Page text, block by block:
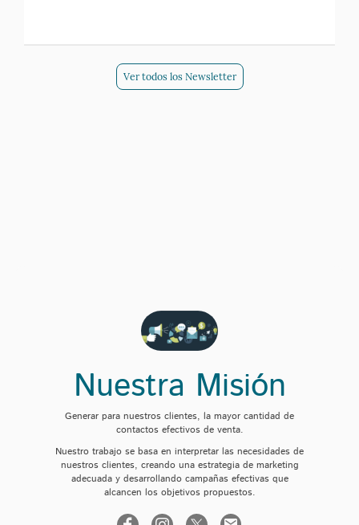
Ver todos los Newsletter
Nuestra Misión
Generar para nuestros clientes, la mayor cantidad de
contactos efectivos de venta.
Nuestro trabajo se basa en interpretar las necesidades de
nuestros clientes, creando una estrategia de marketing
adecuada y desarrollando campañas efectivas que
alcancen los objetivos propuestos.